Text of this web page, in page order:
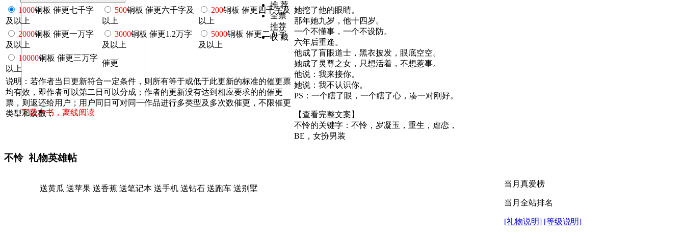
1000铜板 催更七千字
及以上
500铜板 催更六千字及
以上
200铜板 催更四千字及
以上
2000铜板 催更一万字
及以上
3000铜板 催更1.2万字
及以上
5000铜板 催更二万字
及以上
10000铜板 催更三万字
以上
催更
说明：若作者当日更新符合一定条件，则所有等于或低于此更新的标准的催更票
均有效，即作者可以第二日可以分成；作者的更新没有达到相应要求的的催更
票，则返还给用户；用户同日可对同一作品进行多类型及多次数催更，不限催更
类型和次数；
下载本书，离线阅读
推 荐
全票
推荐
收 藏
她挖了他的眼睛。
那年她九岁，他十四岁。
一个不懂事，一个不设防。
六年后重逢。
他成了盲眼道士，黑衣披发，眼底空空。
她成了灵尊之女，只想活着，不想惹事。
他说：我来接你。
她说：我不认识你。
PS：一个瞎了眼，一个瞎了心，凑一对刚好。
【查看完整文案】
不怜的关键字： 不怜，岁凝玉，重生，虐恋，
BE，女扮男装
不怜 礼物英雄帖
送黄瓜 送苹果 送香蕉 送笔记本 送手机 送钻石 送跑车 送别墅
当月真爱榜
当月全站排名
[礼物说明] [等级说明]